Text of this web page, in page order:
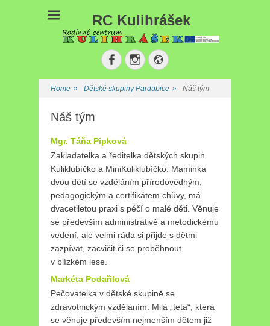
RC Kulihrášek
FacebookInstagram
Website
Home » Dětské skupiny Pardubice » Náš tým
Náš tým
Mgr. Táňa Pipková
Zakladatelka a ředitelka dětských skupin
Kuliklubíčko a MiniKuliklubíčko. Maminka
dvou dětí se vzděláním přírodovědným,
pedagogickým a certifikátem chůvy, má
dvacetiletou praxi s péčí o malé děti. Věnuje
se především administrativě a metodickému
vedení, ale velmi ráda si přijde s dětmi
zazpívat, zacvičit či se proběhnout
v blízkém lese.
Markéta Podařilová
Pečovatelka v dětské skupině se
zdravotnickým vzděláním. Milá „teta“, která
se věnuje především nejmenším dětem již